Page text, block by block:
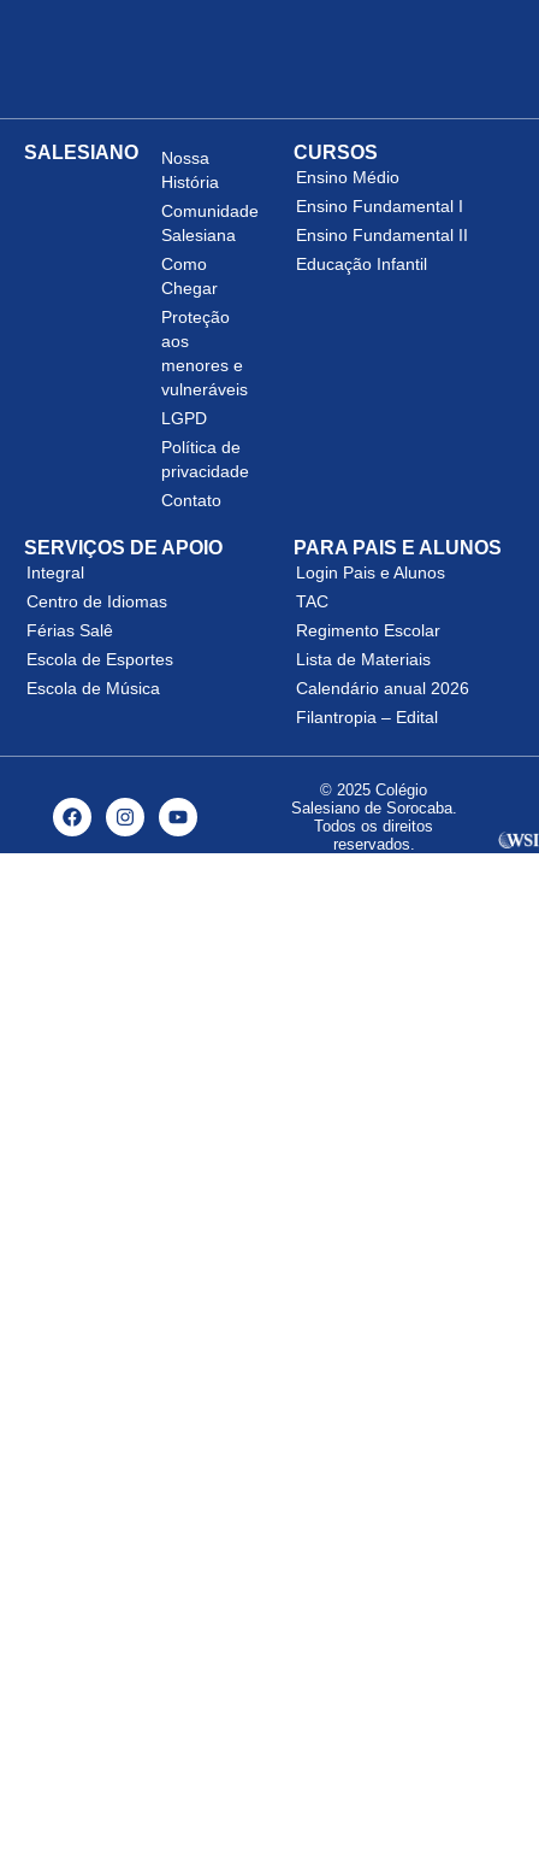
SALESIANO
Nossa
História
Comunidade
Salesiana
Como
Chegar
Proteção
aos
menores e
vulneráveis
LGPD
Política de
privacidade
Contato
CURSOS
Ensino Médio
Ensino Fundamental I
Ensino Fundamental II
Educação Infantil
SERVIÇOS DE APOIO
Integral
Centro de Idiomas
Férias Salê
Escola de Esportes
Escola de Música
PARA PAIS E ALUNOS
Login Pais e Alunos
TAC
Regimento Escolar
Lista de Materiais
Calendário anual 2026
Filantropia – Edital
© 2025 Colégio
Salesiano de Sorocaba.
Todos os direitos
reservados.